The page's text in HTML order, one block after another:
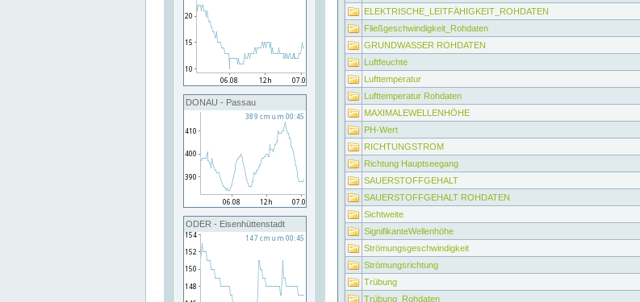
DONAU - Passau
ODER - Eisenhüttenstadt
ELEKTRISCHE_LEITFÄHIGKEIT_ROHDATEN
Fließgeschwindigkeit_Rohdaten
GRUNDWASSER ROHDATEN
Luftfeuchte
Lufttemperatur
Lufttemperatur Rohdaten
MAXIMALEWELLENHÖHE
PH-Wert
RICHTUNGSTROM
Richtung Hauptseegang
SAUERSTOFFGEHALT
SAUERSTOFFGEHALT ROHDATEN
Sichtweite
SignifikanteWellenhöhe
Strömungsgeschwindigkeit
Strömungsrichtung
Trübung
Trübung_Rohdaten